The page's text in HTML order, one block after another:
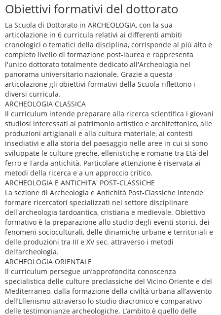
Obiettivi formativi del dottorato
La Scuola di Dottorato in ARCHEOLOGIA, con la sua
articolazione in 6 curricula relativi ai differenti ambiti
cronologici o tematici della disciplina, corrisponde al più alto e
completo livello di formazione post-laurea e rappresenta
l'unico dottorato totalmente dedicato all'Archeologia nel
panorama universitario nazionale. Grazie a questa
articolazione gli obiettivi formativi della Scuola riflettono i
diversi curricula.
ARCHEOLOGIA CLASSICA
Il curriculum intende preparare alla ricerca scientifica i giovani
studiosi interessati al patrimonio artistico e architettonico, alle
produzioni artigianali e alla cultura materiale, ai contesti
insediativi e alla storia del paesaggio nelle aree in cui si sono
sviluppate le culture greche, ellenistiche e romane tra Età del
ferro e Tarda antichità. Particolare attenzione è riservata ai
metodi della ricerca e a un approccio critico.
ARCHEOLOGIA E ANTICHITA' POST-CLASSICHE
La sezione di Archeologia e Antichità Post-Classiche intende
formare ricercatori specializzati nel settore disciplinare
dell'archeologia tardoantica, cristiana e medievale. Obiettivo
formativo è la preparazione allo studio degli eventi storici, dei
fenomeni socioculturali, delle dinamiche urbane e territoriali e
delle produzioni tra III e XV sec. attraverso i metodi
dell’archeologia.
ARCHEOLOGIA ORIENTALE
Il curriculum persegue un’approfondita conoscenza
specialistica delle culture preclassiche del Vicino Oriente e del
Mediterraneo, dalla formazione della civiltà urbana all’avvento
dell’Ellenismo attraverso lo studio diacronico e comparativo
delle testimonianze archeologiche. L’ambito è quello delle